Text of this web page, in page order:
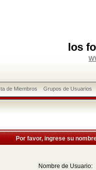
los
de Miembros Grupos de Usuarios
Por favor, ingrese su
Nombre de Usuario: